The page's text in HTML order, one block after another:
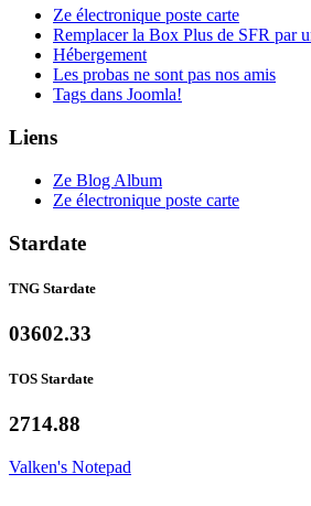
Ze électronique poste carte
Remplacer la Box Plus de SFR par
Hébergement
Les probas ne sont pas nos amis
Tags dans Joomla!
Liens
Ze Blog Album
Ze électronique poste carte
Stardate
TNG Stardate
03602.33
TOS Stardate
2714.88
Valken's Notepad